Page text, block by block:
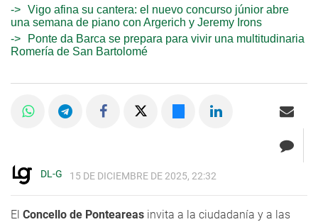
Vigo afina su cantera: el nuevo concurso júnior abre
una semana de piano con Argerich y Jeremy Irons
Ponte da Barca se prepara para vivir una multitudinaria
Romería de San Bartolomé
DL-G 15 DE DICIEMBRE DE 2025, 22:32
El Concello de Ponteareas invita a la ciudadanía y a las